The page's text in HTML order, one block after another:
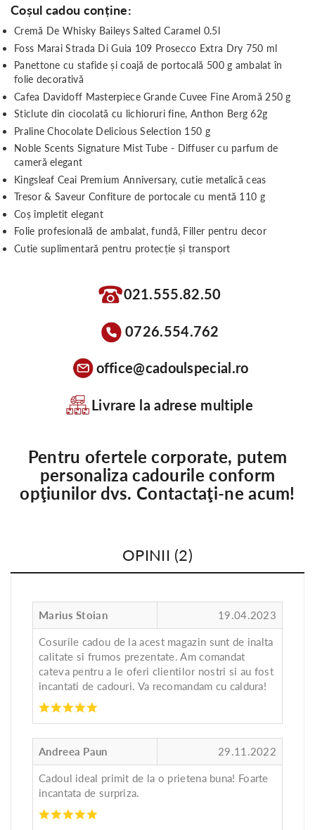
Coșul cadou conține:
Cremă De Whisky Baileys Salted Caramel 0.5l
Foss Marai Strada Di Guia 109 Prosecco Extra Dry 750 ml
Panettone cu stafide și coajă de portocală 500 g ambalat în
folie decorativă
Cafea Davidoff Masterpiece Grande Cuvee Fine Aromă 250 g
Sticlute din ciocolată cu lichioruri fine, Anthon Berg 62g
Praline Chocolate Delicious Selection 150 g
Noble Scents Signature Mist Tube - Diffuser cu parfum de
cameră elegant
Kingsleaf Ceai Premium Anniversary, cutie metalică ceas
Tresor & Saveur Confiture de portocale cu mentă 110 g
Coș împletit elegant
Folie profesională de ambalat, fundă, Filler pentru decor
Cutie suplimentară pentru protecție și transport
021.555.82.50
0726.554.762
office@cadoulspecial.ro
Livrare la adrese multiple
Pentru ofertele corporate, putem
personaliza cadourile conform
opţiunilor dvs. Contactaţi-ne acum!
OPINII (2)
Marius Stoian 19.04.2023
Cosurile cadou de la acest magazin sunt de inalta
calitate si frumos prezentate. Am comandat
cateva pentru a le oferi clientilor nostri si au fost
incantati de cadouri. Va recomandam cu caldura!
Andreea Paun 29.11.2022
Cadoul ideal primit de la o prietena buna! Foarte
incantata de surpriza.